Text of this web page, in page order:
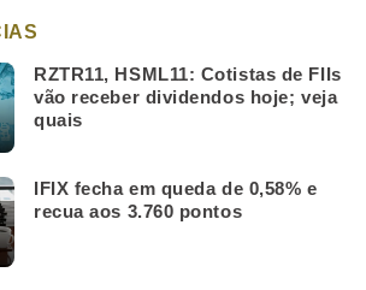
RZTR11, HSML11: Cotistas de FIIs
vão receber dividendos hoje; veja
quais
IFIX fecha em queda de 0,58% e
recua aos 3.760 pontos